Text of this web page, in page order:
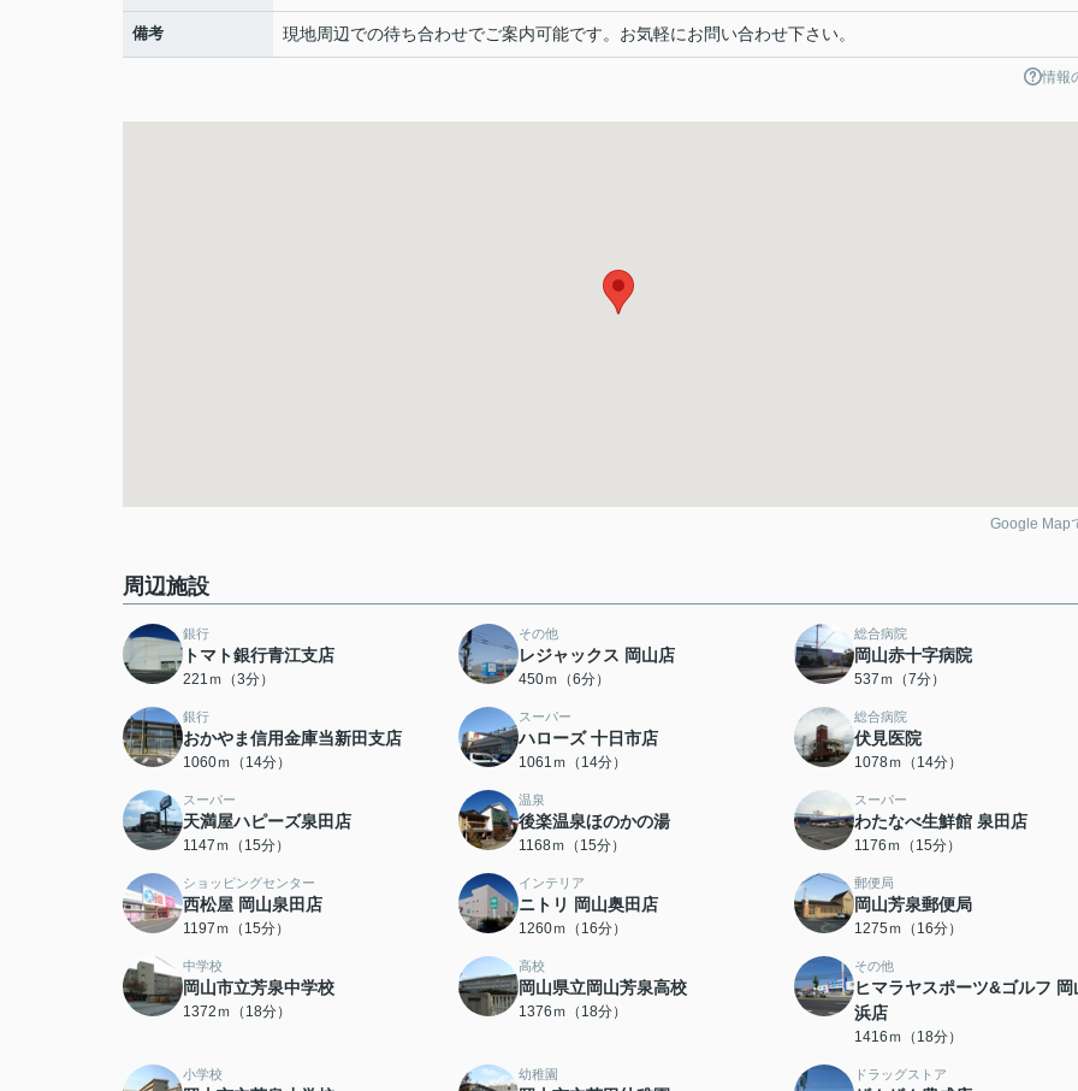
備考 現地周辺での待ち合わせでご案内可能です。お気軽にお問い合わせ下さい。
情報
Google Map
周辺施設
銀行
トマト銀行青江支店
221ｍ（3分）
その他
レジャックス 岡山店
450ｍ（6分）
総合病院
岡山赤十字病院
537ｍ（7分）
銀行
おかやま信用金庫当新田支店
1060ｍ（14分）
スーパー
ハローズ 十日市店
1061ｍ（14分）
総合病院
伏見医院
1078ｍ（14分）
スーパー
天満屋ハピーズ泉田店
1147ｍ（15分）
温泉
後楽温泉ほのかの湯
1168ｍ（15分）
スーパー
わたなべ生鮮館 泉田店
1176ｍ（15分）
ショッピングセンター
西松屋 岡山泉田店
1197ｍ（15分）
インテリア
ニトリ 岡山奥田店
1260ｍ（16分）
郵便局
岡山芳泉郵便局
1275ｍ（16分）
中学校
岡山市立芳泉中学校
1372ｍ（18分）
高校
岡山県立岡山芳泉高校
1376ｍ（18分）
その他
ヒマラヤスポーツ&ゴルフ 岡
浜店
1416ｍ（18分）
小学校 幼稚園 ドラッグストア